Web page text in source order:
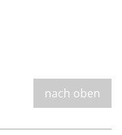
nach oben